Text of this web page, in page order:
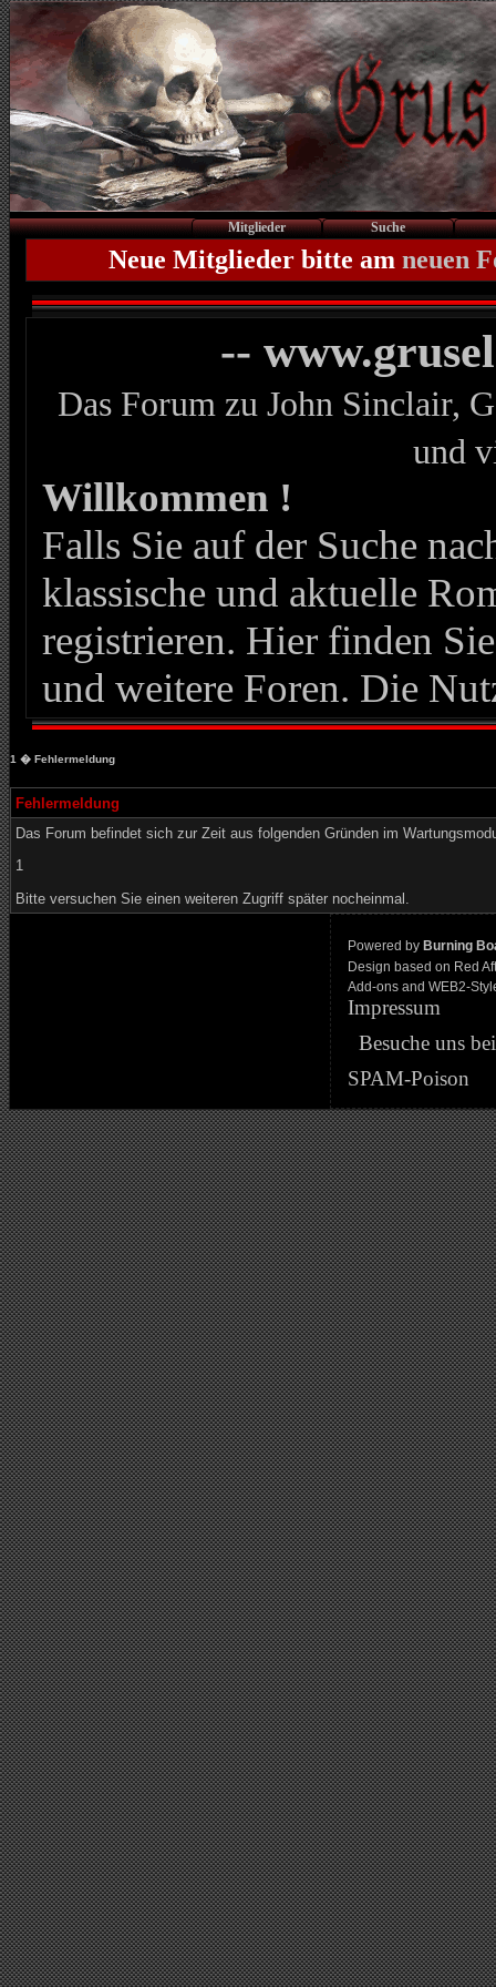
Mitglieder Suche
Neue Mitglieder bitte am neuen
--
Das Forum zu John Sinclair,
und
Willkommen !
Falls Sie auf der Suche
klassische und aktuelle
registrieren. Hier finden
und weitere Foren. Die
1 � Fehlermeldung
Fehlermeldung
Das Forum befindet sich zur Zeit aus folgenden Gründen im
1
Bitte versuchen Sie einen weiteren Zugriff später nocheinmal.
Powered by Burning
Design based on Red
Add-ons and WEB2-
Impressum
Besuche uns
SPAM-Poison